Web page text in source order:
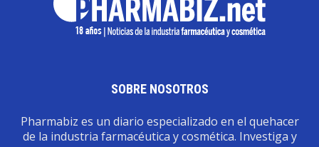
SOBRE NOSOTROS
Pharmabiz es un diario especializado en el quehacer
de la industria farmacéutica y cosmética. Investiga y